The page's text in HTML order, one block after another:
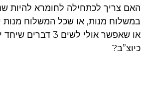
האם צריך לכתחילה לחומרא להיות
במשלוח מנות, או שכל המשלוח מנות
או שאפשר אולי לשים 3
כיוצ”ב?